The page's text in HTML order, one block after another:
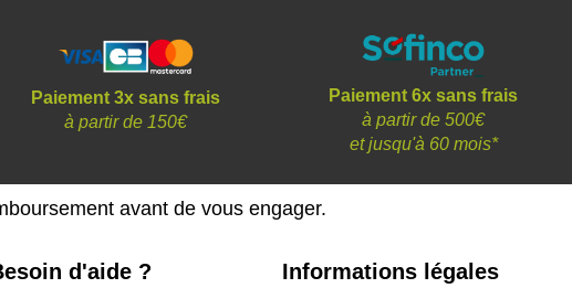
Paiement 3x sans frais
à partir de 150€
Paiement 6x sans frais
à partir de 500€
etjusqu'à 60 mois*
avant de vous engager.
d'aide ? Informations légales